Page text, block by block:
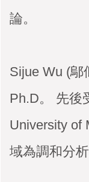
論。
Sijue Wu (鄔
Ph.D。 先後
University of
域為調和分